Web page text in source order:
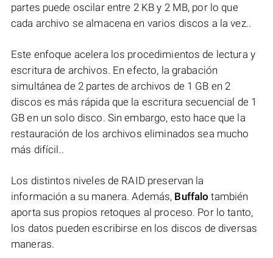
partes puede oscilar entre 2 KB y 2 MB, por lo que
cada archivo se almacena en varios discos a la vez..
Este enfoque acelera los procedimientos de lectura y
escritura de archivos. En efecto, la grabación
simultánea de 2 partes de archivos de 1 GB en 2
discos es más rápida que la escritura secuencial de 1
GB en un solo disco. Sin embargo, esto hace que la
restauración de los archivos eliminados sea mucho
más difícil..
Los distintos niveles de RAID preservan la
información a su manera. Además, Buffalo también
aporta sus propios retoques al proceso. Por lo tanto,
los datos pueden escribirse en los discos de diversas
maneras.